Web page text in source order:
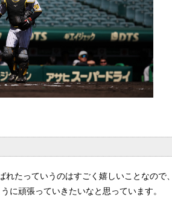
たっていうのはすごく嬉しいことなので
に頑張っていきたいなと思っています。